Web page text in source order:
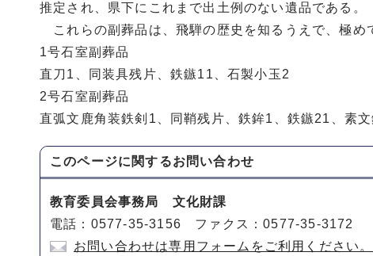
推定され、県下にこれまで出土例のない遺品である。
これらの副葬品は、飛騨の歴史を知るうえで、極め
1号石室副葬品
直刀1、同装具残片、鉄鏃11、石製小玉2
2号石室副葬品
直弧文鹿角装鉄剣1、同鞘残片、鉄鉾1、鉄鏃21、素
このページに関するお問い合わせ
教育委員会事務局 文化財課
電話：0577-35-3156 ファクス：0577-35-3172
お問い合わせは専用フォームをご利用ください。